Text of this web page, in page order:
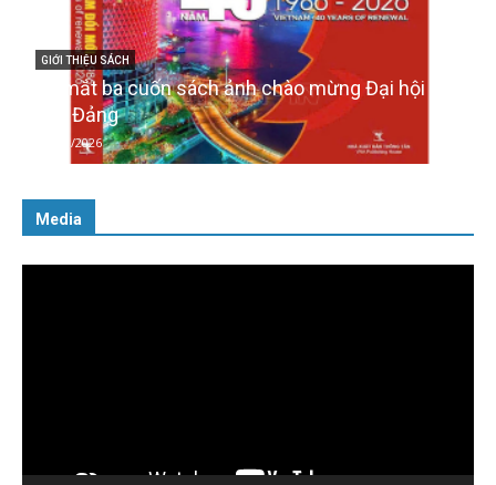
GIỚI THIỆU SÁCH
Quản trị nhân tài – Từ lý thuyết đến thực tiễn
08/12/2025
Media